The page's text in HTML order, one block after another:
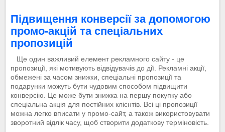
Підвищення конверсії за допомогою
промо-акцій та спеціальних
пропозицій
Ще один важливий елемент рекламного сайту - це
пропозиції, які мотивують відвідувачів до дії. Рекламні акції,
обмежені за часом знижки, спеціальні пропозиції та
подарунки можуть бути чудовим способом підвищити
конверсію. Це може бути знижка на першу покупку або
спеціальна акція для постійних клієнтів. Всі ці пропозиції
можна легко вписати у промо-сайт, а також використовувати
зворотний відлік часу, щоб створити додаткову терміновість.